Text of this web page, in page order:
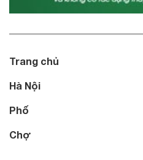
Trang chủ
Hà Nội
Phố
Chợ